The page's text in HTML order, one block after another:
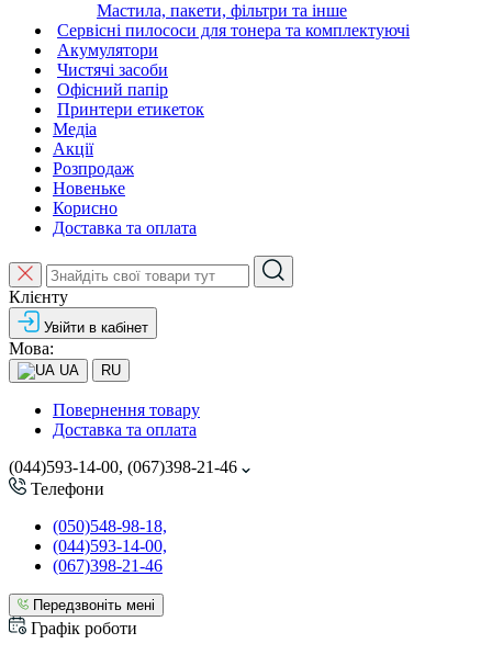
Мастила, пакети, фільтри та інше
Сервісні пилососи для тонера та комплектуючі
Акумулятори
Чистячі засоби
Офісний папір
Принтери етикеток
Медіа
Акції
Розпродаж
Новеньке
Корисно
Доставка та оплата
Клієнту
Увійти в кабінет
Мова:
UA RU
Повернення товару
Доставка та оплата
(044)593-14-00, (067)398-21-46
Телефони
(050)548-98-18,
(044)593-14-00,
(067)398-21-46
Передзвоніть мені
Графік роботи